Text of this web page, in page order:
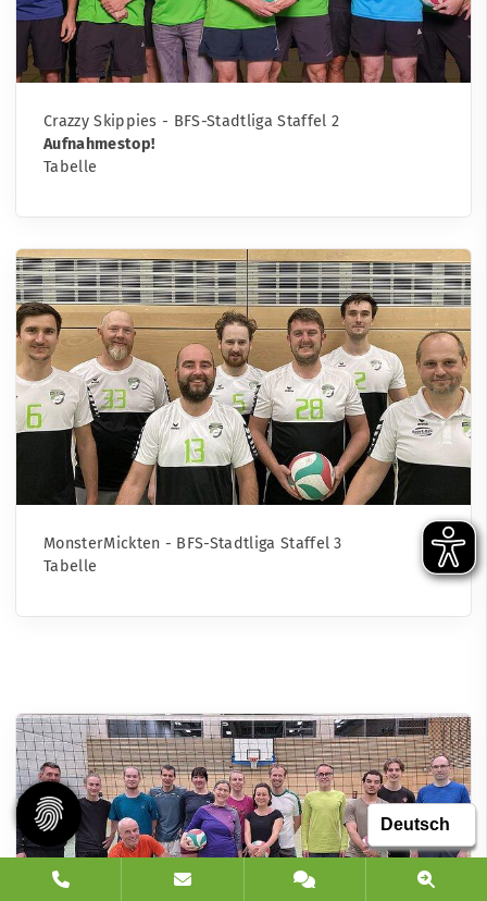
Crazzy Skippies - BFS-Stadtliga Staffel 2
Aufnahmestop!
Tabelle
MonsterMickten - BFS-Stadtliga Staffel 3
Tabelle